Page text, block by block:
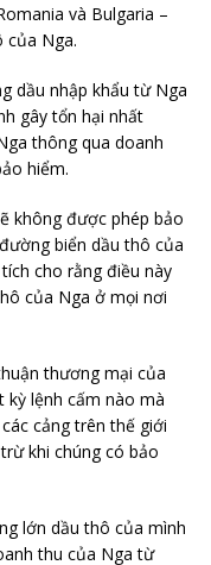
và Bulgaria –
của Nga.
dầu nhập khẩu từ Nga
gây tổn hại nhất
thông qua doanh
hiểm.
không được phép bảo
biển dầu thô của
cho rằng điều này
của Nga ở mọi nơi
thương mại của
kỳ lệnh cấm nào mà
cảng trên thế giới
khi chúng có bảo
lớn dầu thô của mình
thu của Nga từ